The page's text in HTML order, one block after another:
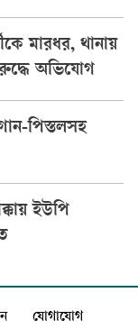
মারধর, থানায়
অভিযোগ
পিস্তলসহ
ইউপি
যোগাযোগ